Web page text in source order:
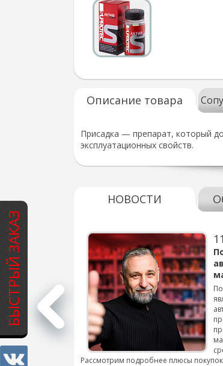
БЫСТРЫЙ ЗАКАЗ
Описание товара
Присадка — препарат, который
эксплуатационных свойств.
НОВОСТИ
для
смены шин на
подробнее...
Рассмотрим подробнее плюсы